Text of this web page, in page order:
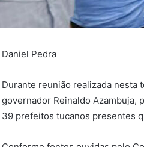
Daniel Pedra
Durante reunião realizada nesta
governador Reinaldo Azambuja,
39 prefeitos tucanos presentes